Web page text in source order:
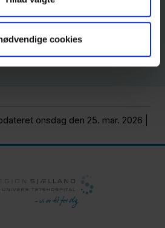
cookies
onsdag den 25. mar. 2026